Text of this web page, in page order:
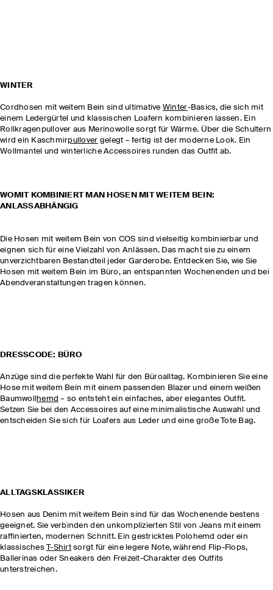
WINTER
Cordhosen mit weitem Bein sind ultimative Winter-Basics, die sich mit
einem Ledergürtel und klassischen Loafern kombinieren lassen. Ein
Rollkragenpullover aus Merinowolle sorgt für Wärme. Über die Schultern
wird ein Kaschmirpullover gelegt – fertig ist der moderne Look. Ein
Wollmantel und winterliche Accessoires runden das Outfit ab.
WOMIT KOMBINIERT MAN HOSEN MIT WEITEM BEIN:
ANLASSABHÄNGIG
Die Hosen mit weitem Bein von COS sind vielseitig kombinierbar und
eignen sich für eine Vielzahl von Anlässen. Das macht sie zu einem
unverzichtbaren Bestandteil jeder Garderobe. Entdecken Sie, wie Sie
Hosen mit weitem Bein im Büro, an entspannten Wochenenden und bei
Abendveranstaltungen tragen können.
DRESSCODE: BÜRO
Anzüge sind die perfekte Wahl für den Büroalltag. Kombinieren Sie eine
Hose mit weitem Bein mit einem passenden Blazer und einem weißen
Baumwoll
hemd – so entsteht ein einfaches, aber elegantes Outfit.
Setzen Sie bei den Accessoires auf eine minimalistische Auswahl und
entscheiden Sie sich für Loafers aus Leder und eine große Tote Bag.
ALLTAGSKLASSIKER
Hosen aus Denim mit weitem Bein sind für das Wochenende bestens
geeignet. Sie verbinden den unkomplizierten Stil von Jeans mit einem
raffinierten, modernen Schnitt. Ein gestricktes Polohemd oder ein
klassischesT-Shirtsorgt für eine legere Note, während Flip-Flops,
Ballerinas oder Sneakers den Freizeit-Charakter des Outfits
unterstreichen.